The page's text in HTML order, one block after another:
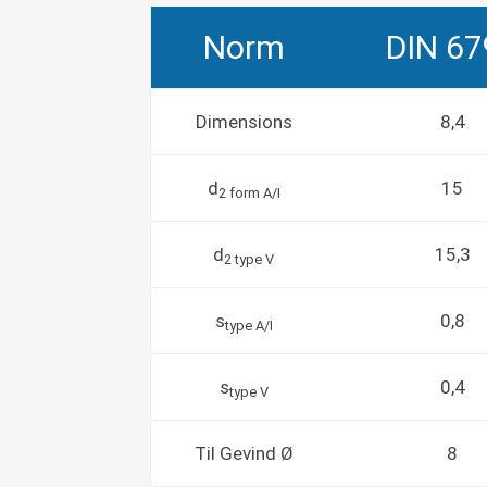
Norm DIN
Dimensions 8,4
d2 form A/I 15
d2 type V 15,3
stype A/I 0,8
stype V 0,4
Til Gevind Ø 8